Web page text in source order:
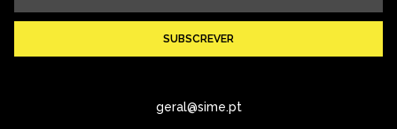
SUBSCREVER
geral@sime.pt